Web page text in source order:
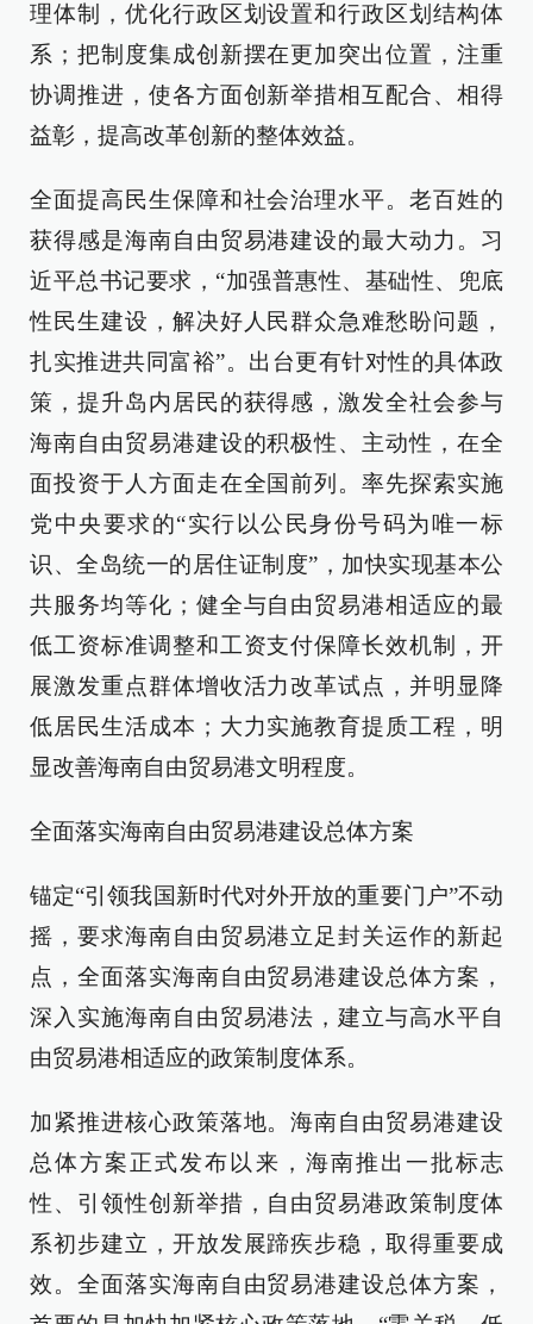
理体制，优化行政区划设置和行政区划结构体
系；把制度集成创新摆在更加突出位置，注重
协调推进，使各方面创新举措相互配合、相得
益彰，提高改革创新的整体效益。
全面提高民生保障和社会治理水平。老百姓的
获得感是海南自由贸易港建设的最大动力。习
近平总书记要求，“加强普惠性、基础性、兜底
性民生建设，解决好人民群众急难愁盼问题，
扎实推进共同富裕”。出台更有针对性的具体政
策，提升岛内居民的获得感，激发全社会参与
海南自由贸易港建设的积极性、主动性，在全
面投资于人方面走在全国前列。率先探索实施
党中央要求的“实行以公民身份号码为唯一标
识、全岛统一的居住证制度”，加快实现基本公
共服务均等化；健全与自由贸易港相适应的最
低工资标准调整和工资支付保障长效机制，开
展激发重点群体增收活力改革试点，并明显降
低居民生活成本；大力实施教育提质工程，明
显改善海南自由贸易港文明程度。
全面落实海南自由贸易港建设总体方案
锚定“引领我国新时代对外开放的重要门户”不动
摇，要求海南自由贸易港立足封关运作的新起
点，全面落实海南自由贸易港建设总体方案，
深入实施海南自由贸易港法，建立与高水平自
由贸易港相适应的政策制度体系。
加紧推进核心政策落地。海南自由贸易港建设
总体方案正式发布以来，海南推出一批标志
性、引领性创新举措，自由贸易港政策制度体
系初步建立，开放发展蹄疾步稳，取得重要成
效。全面落实海南自由贸易港建设总体方案，